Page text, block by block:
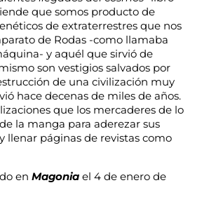
que somos producto de
de extraterrestres que nos
de Rodas -como llamaba
y aquél que sirvió de
son vestigios salvados por
de una civilización muy
hace decenas de miles de años.
que los mercaderes de lo
la manga para aderezar sus
llenar páginas de revistas como
en Magonia el 4 de enero de